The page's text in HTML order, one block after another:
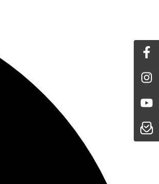
mit dem Smartphone auf
und vieles mehr. FRITZ!Apps sind